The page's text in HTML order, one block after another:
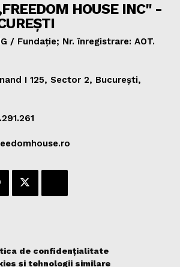
HOUSE INC" -
/ Fundație; Nr. înregistrare: AOT.
I 125, Sector 2, București,
de confidențialitate
și tehnologii similare